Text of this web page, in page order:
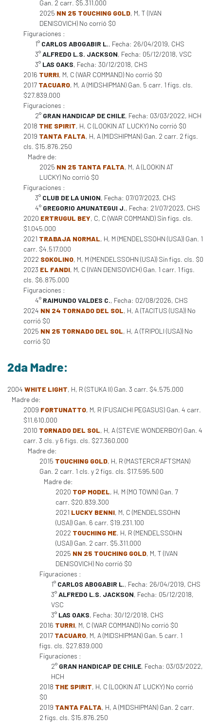
Gan. 2 carr. $5.311.000
2025 NN 25 TOUCHING GOLD, M, T (IVAN
DENISOVICH) No corrió $0
Figuraciones :
1° CARLOS ABOGABIR L., Fecha: 26/04/2019, CHS
3°ALFREDO L.S. JACKSON, Fecha: 05/12/2018, VSC
3° LAS OAKS, Fecha: 30/12/2018, CHS
2016 TURRI, M, C (WAR COMMAND) No corrió $0
2017 TACUARO, M, A (MIDSHIPMAN) Gan. 5 carr. 1 figs. cls.
$27.839.000
Figuraciones :
2° GRAN HANDICAP DE CHILE, Fecha: 03/03/2022, HCH
2018 THE SPIRIT, H, C (LOOKIN AT LUCKY) No corrió $0
2019 TANTA FALTA, H, A (MIDSHIPMAN) Gan. 2 carr. 2 figs.
cls. $15.876.250
Madre de:
2025 NN 25 TANTA FALTA, M, A (LOOKIN AT
LUCKY) No corrió $0
Figuraciones :
3° CLUB DE LA UNION, Fecha: 07/07/2023, CHS
4° GREGORIO AMUNATEGUI J., Fecha: 21/07/2023, CHS
2020 ERTRUGUL BEY, C, C (WAR COMMAND) Sin figs. cls.
$1.045.000
2021 TRABAJA NORMAL, H, M (MENDELSSOHN (USA)) Gan. 1
carr. $4.517.000
2022 SOKOLINO, M, M (MENDELSSOHN (USA)) Sin figs. cls. $0
2023 EL FANDI, M, C (IVAN DENISOVICH) Gan. 1 carr. 1 figs.
cls. $6.875.000
Figuraciones :
4° RAIMUNDO VALDES C., Fecha: 02/08/2026, CHS
2024 NN 24 TORNADO DEL SOL, H, A (TACITUS (USA)) No
corrió $0
2025 NN 25 TORNADO DEL SOL, H, A (TRIPOLI (USA)) No
corrió $0
2da Madre:
2004 WHITE LIGHT, H, R (STUKA II) Gan. 3 carr. $4.575.000
Madre de:
2009 FORTUNATTO, M, R (FUSAICHI PEGASUS) Gan. 4 carr.
$11.610.000
2010 TORNADO DEL SOL, H, A (STEVIE WONDERBOY) Gan. 4
carr. 3 cls. y 6 figs. cls. $27.360.000
Madre de:
2015 TOUCHING GOLD, H, R (MASTERCRAFTSMAN)
Gan. 2 carr. 1 cls. y 2 figs. cls. $17.595.500
Madre de:
2020 TOP MODEL, H, M (MO TOWN) Gan. 7
carr. $20.839.300
2021 LUCKY BENNI, M, C (MENDELSSOHN
(USA)) Gan. 6 carr. $19.231.100
2022 TOUCHING ME, H, R (MENDELSSOHN
(USA)) Gan. 2 carr. $5.311.000
2025 NN 25 TOUCHING GOLD, M, T (IVAN
DENISOVICH) No corrió $0
Figuraciones :
1° CARLOS ABOGABIR L., Fecha: 26/04/2019, CHS
3°ALFREDO L.S. JACKSON, Fecha: 05/12/2018,
VSC
3° LAS OAKS, Fecha: 30/12/2018, CHS
2016 TURRI, M, C (WAR COMMAND) No corrió $0
2017 TACUARO, M, A (MIDSHIPMAN) Gan. 5 carr. 1
figs. cls. $27.839.000
Figuraciones :
2° GRAN HANDICAP DE CHILE, Fecha: 03/03/2022,
HCH
2018 THE SPIRIT, H, C (LOOKIN AT LUCKY) No corrió
$0
2019 TANTA FALTA, H, A (MIDSHIPMAN) Gan. 2 carr.
2 figs. cls. $15.876.250